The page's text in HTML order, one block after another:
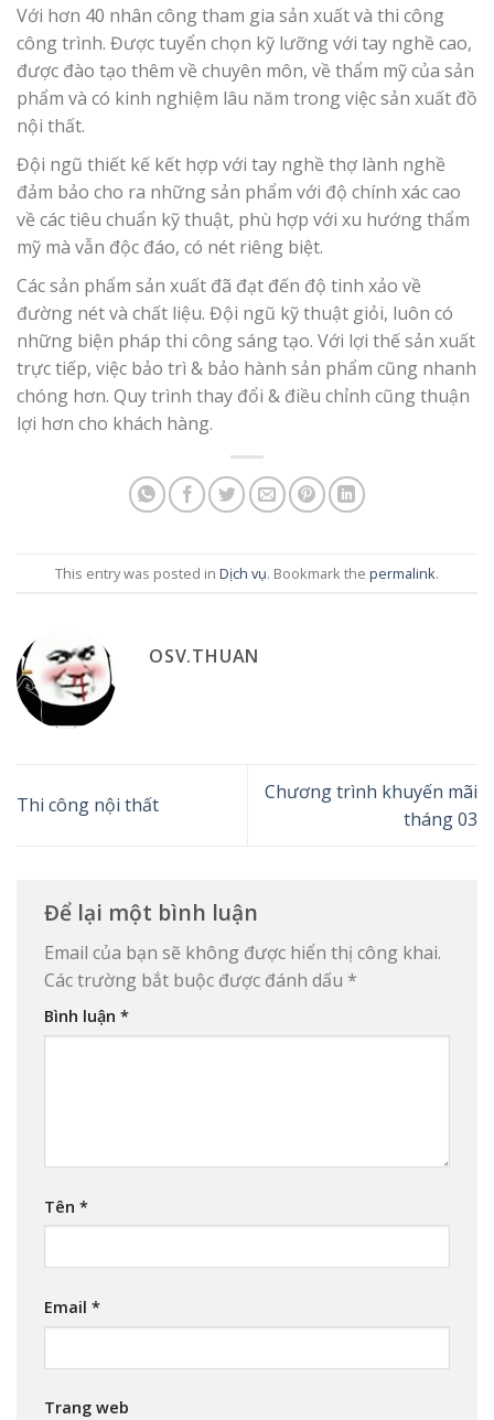
Với hơn 40 nhân công tham gia sản xuất và thi công
công trình. Được tuyển chọn kỹ lưỡng với tay nghề cao,
được đào tạo thêm về chuyên môn, về thẩm mỹ của sản
phẩm và có kinh nghiệm lâu năm trong việc sản xuất đồ
nội thất.
Đội ngũ thiết kế kết hợp với tay nghề thợ lành nghề
đảm bảo cho ra những sản phẩm với độ chính xác cao
về các tiêu chuẩn kỹ thuật, phù hợp với xu hướng thẩm
mỹ mà vẫn độc đáo, có nét riêng biệt.
Các sản phẩm sản xuất đã đạt đến độ tinh xảo về
đường nét và chất liệu. Đội ngũ kỹ thuật giỏi, luôn có
những biện pháp thi công sáng tạo. Với lợi thế sản xuất
trực tiếp, việc bảo trì & bảo hành sản phẩm cũng nhanh
chóng hơn. Quy trình thay đổi & điều chỉnh cũng thuận
lợi hơn cho khách hàng.
This entry was posted in Dịch vụ. Bookmark the permalink.
OSV.THUAN
Thi công nội thất
Chương trình khuyến mãi
tháng 03
Để lại một bình luận
Email của bạn sẽ không được hiển thị công khai.
Các trường bắt buộc được đánh dấu *
Bình luận *
Tên *
Email *
Trang web